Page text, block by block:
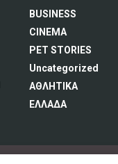
BUSINESS
CINEMA
PET STORIES
Uncategorized
ΑΘΛΗΤΙΚΑ
ΕΛΛΑΔΑ